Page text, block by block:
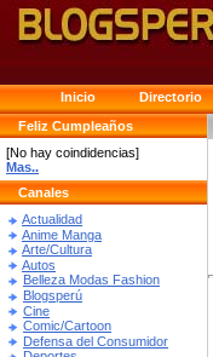
Inicio Directorio
Feliz Cumpleaños
[No hay coindidencias]
Mas..
Canales
Actualidad
Anime Manga
Arte/Cultura
Autos
Belleza Modas Fashion
Blogsperú
Cine
Comic/Cartoon
Defensa del Consumidor